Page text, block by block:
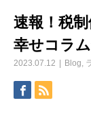
速報！税
幸せコラ
2023.07.12 Blog,